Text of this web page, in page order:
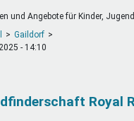
und Angebote für Kinder,
Gaildorf
- 14:10
Royal